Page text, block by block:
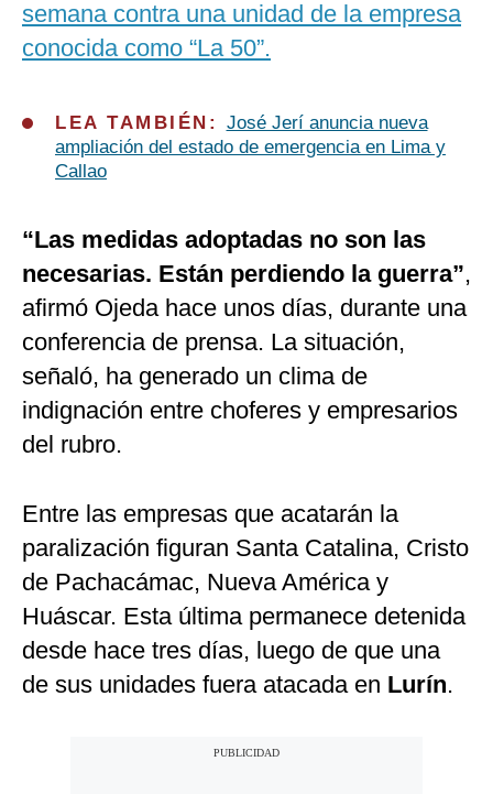
semana contra una unidad de la empresa
conocida como “La 50”.
LEA TAMBIÉN: José Jerí anuncia nueva
ampliación del estado de emergencia en Lima y
Callao
“Las medidas adoptadas no son las
necesarias. Están perdiendo la guerra”,
afirmó Ojeda hace unos días, durante una
conferencia de prensa. La situación,
señaló, ha generado un clima de
indignación entre choferes y empresarios
del rubro.
Entre las empresas que acatarán la
paralización figuran Santa Catalina, Cristo
de Pachacámac, Nueva América y
Huáscar. Esta última permanece detenida
desde hace tres días, luego de que una
de sus unidades fuera atacada en Lurín.